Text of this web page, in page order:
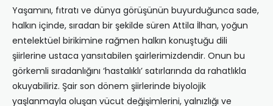
Yaşamını, fıtratı ve dünya görüşünün buyurduğunca sade,
halkın içinde, sıradan bir şekilde süren Attila İlhan, yoğun
entelektüel birikimine rağmen halkın konuştuğu dili
şiirlerine ustaca yansıtabilen şairlerimizdendir. Onun bu
görkemli sıradanlığını ‘hastalıklı’ satırlarında da rahatlıkla
okuyabiliriz. Şair son dönem şiirlerinde biyolojik
yaşlanmayla oluşan vücut değişimlerini, yalnızlığı ve